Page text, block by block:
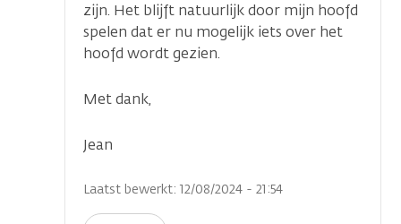
zijn. Het blijft natuurlijk door mijn hoofd
spelen dat er nu mogelijk iets over het
hoofd wordt gezien.
Met dank,
Jean
Laatst bewerkt: 12/08/2024 - 21:54